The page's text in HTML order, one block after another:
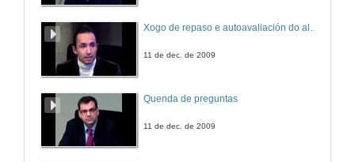
Xogo de repaso e autoavaliación do alumnado ( e do labor docente do profesor/a ).
11 de dec. de 2009
Quenda de preguntas
11 de dec. de 2009